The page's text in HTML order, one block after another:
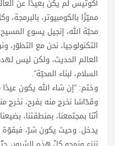
أكوتيس لم يكن بعيدًا عن
مميّزًا بالكومبيوتر،
محبّة الله، إنجيل يسوع
التكنولوجيا، نحن مع
العالم الحديث، ولكن ليس
السلام، لبناء المحبّة”.
وختم: “إن شاء الله يكون
وقدّاسًا نخرج منه بفرح، نخرج
أنّنا بمجتمعنا، بمنطقتنا،
يدخل. وحيث يكون شرّ، فبقوّة